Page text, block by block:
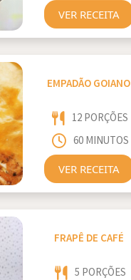
VER RECEITA
EMPADÃO GOIANO
12 PORÇÕES
60 MINUTOS
VER RECEITA
FRAPÊ DE CAFÉ
5 PORÇÕES